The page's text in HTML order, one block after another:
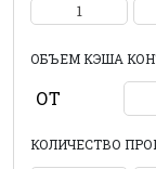
1
ОБЪЕМ КЭША
ОТ
КОЛИЧЕСТВО